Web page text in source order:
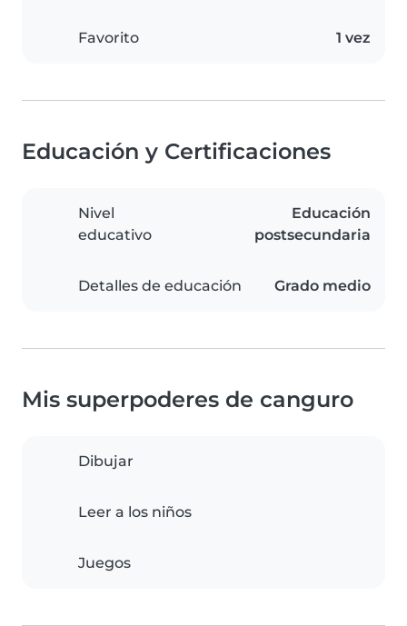
Favorito 1 vez
Educación y Certificaciones
Nivel
educativo
Educación
postsecundaria
Detalles de educación Grado medio
Mis superpoderes de canguro
Dibujar
Leer a los niños
Juegos